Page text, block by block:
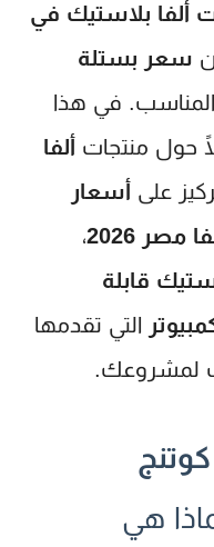
ألفا بلاستيك في
سعر بستلة
في هذا
حول منتجات ألفا
على أسعار
2026
،
قابلة
التي تقدمها
لمشروعك.
كوتنج
هي